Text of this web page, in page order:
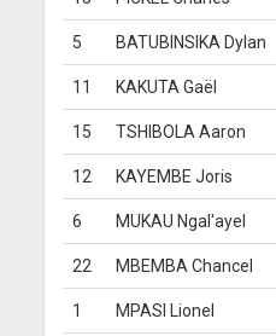
5 BATUBINSIKA Dylan
11 KAKUTA Gaël
15 TSHIBOLA Aaron
12 KAYEMBE Joris
6 MUKAU Ngal'ayel
22 MBEMBA Chancel
1 MPASI Lionel